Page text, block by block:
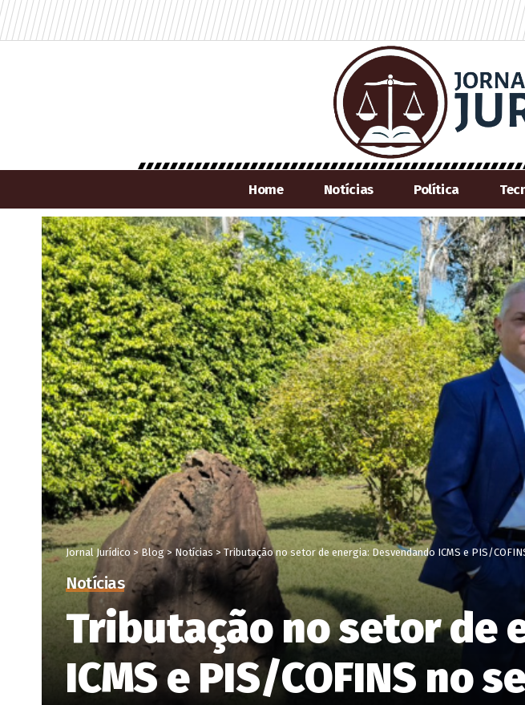
Home Notícias Política
Jornal Jurídico > Blog>Notícias> Tributação no setor de energia: Desvendando ICMS e PIS/
Notícias
Tributação no setor de
ICMS e PIS/COFINS